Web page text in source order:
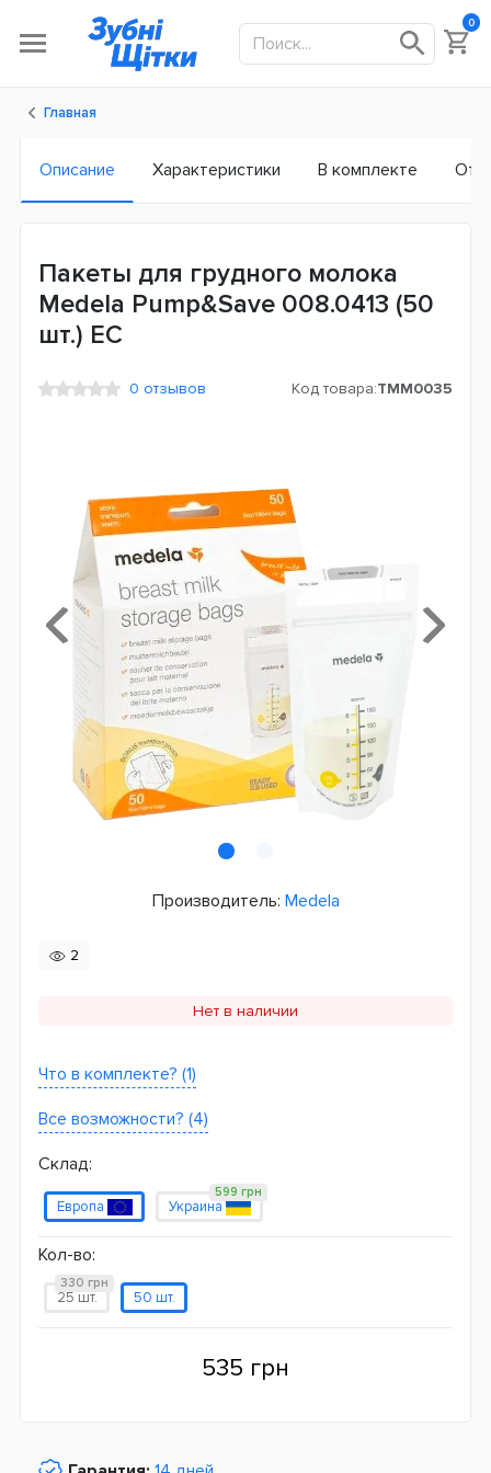
0
Главная
Описание Характеристики В комплекте
Пакеты для грудного молока
Medela Pump&Save 008.0413 (50
шт.) ЕС
0 отзывов Код товара:TMM0035
Производитель: Medela
2
Нет в наличии
Что в комплекте? (1)
Все возможности? (4)
Склад:
Европа Украина
599 грн
Кол-во:
25 шт.
330 грн
50 шт.
535 грн